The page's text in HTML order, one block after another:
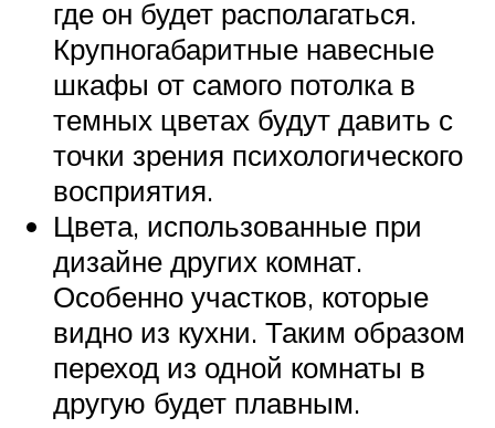
где он будет располагаться.
Крупногабаритные навесные
шкафы от самого потолка в
темных цветах будут давить с
точки зрения психологического
восприятия.
Цвета, использованные при
дизайне других комнат.
Особенно участков, которые
видно из кухни. Таким образом
переход из одной комнаты в
другую будет плавным.